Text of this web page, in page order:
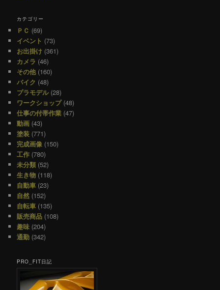
カテゴリー
ＰＣ (69)
イベント (73)
お出掛け (361)
カメラ (46)
その他(160)
バイク (48)
プラモデル(28)
ワークショップ(48)
仕事の付帯作業 (47)
動画 (43)
塗装 (771)
完成画像 (150)
工作 (780)
未分類 (52)
生き物 (118)
自動車 (23)
自然 (152)
自転車 (135)
販売商品 (108)
趣味 (204)
通勤 (342)
PRO_FIT日記